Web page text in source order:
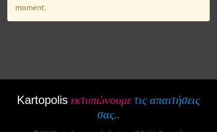
moment.
Kartopolis εκτυπώνουμετις απαιτήσεις
σας..